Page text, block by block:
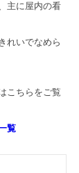
主に屋内の看
れいでなめら
こちらをご覧
覧